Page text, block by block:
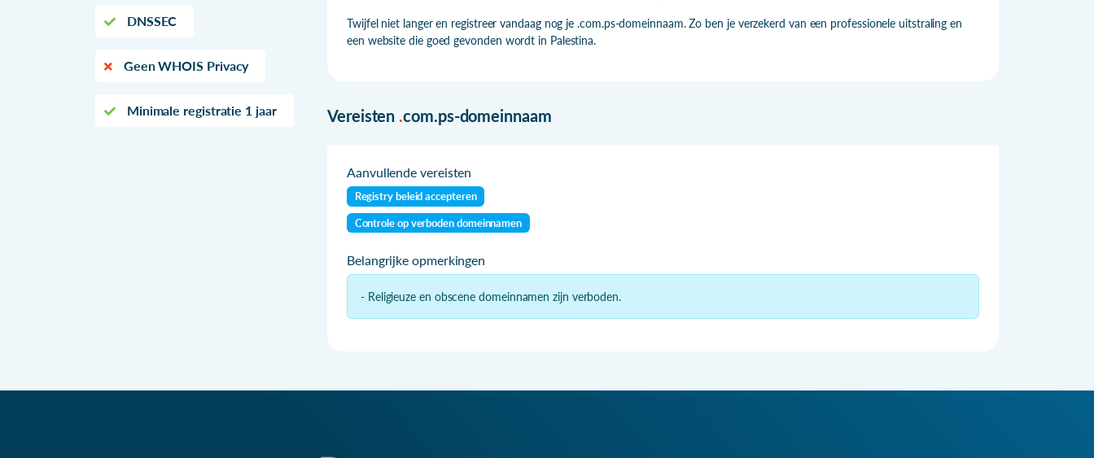
DNSSEC
Geen WHOIS Privacy
Minimale registratie 1 jaar
Twijfel niet langer en registreer vandaag nog je .com.ps-domeinnaam. Zo ben je verzekerd van een professionele uitstraling en
een website die goed gevonden wordt in Palestina.
Vereisten .com.ps-domeinnaam
Aanvullende vereisten
Registry beleid accepteren
Controle op verboden domeinnamen
Belangrijke opmerkingen
- Religieuze en obscene domeinnamen zijn verboden.